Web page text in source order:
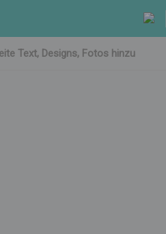
Text, Designs, Fotos hinzu